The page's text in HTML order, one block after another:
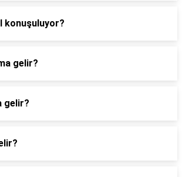
konuşuluyor?
gelir?
gelir?